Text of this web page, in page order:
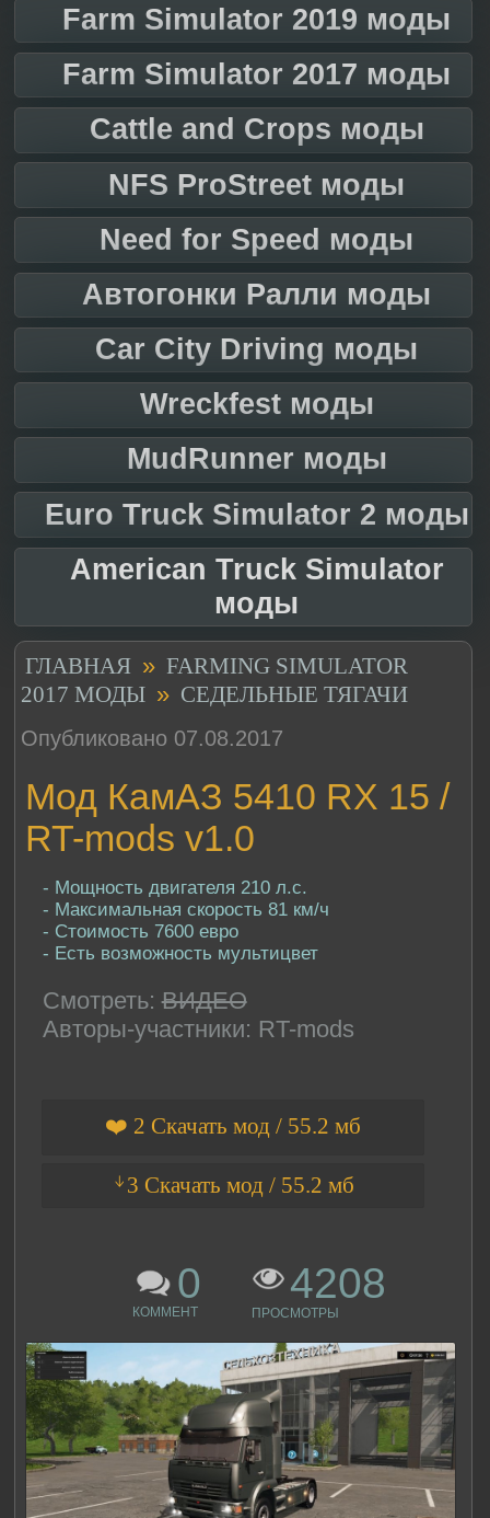
Farm Simulator 2019 моды
Farm Simulator 2017 моды
Cattle and Crops моды
NFS ProStreet моды
Need for Speed моды
Автогонки Ралли моды
Car City Driving моды
Wreckfest моды
MudRunner моды
Euro Truck Simulator 2 моды
American Truck Simulator
моды
ГЛАВНАЯ » FARMING SIMULATOR
2017 МОДЫ » СЕДЕЛЬНЫЕ ТЯГАЧИ
Опубликовано 07.08.2017
Мод КамАЗ 5410 RX 15 /
RT-mods v1.0
- Мощность двигателя 210 л.с.
- Максимальная скорость 81 км/ч
- Стоимость 7600 евро
- Есть возможность мультицвет
Смотреть: ВИДЕО
Авторы-участники: RT-mods
❤️ 2 Скачать мод / 55.2 мб
ᛎ3 Скачать мод / 55.2 мб
0
КОММЕНТ
4208
ПРОСМОТРЫ